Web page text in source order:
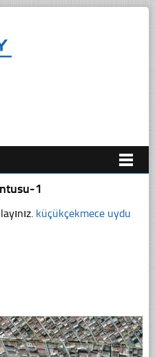
1
küçükçekmece uydu